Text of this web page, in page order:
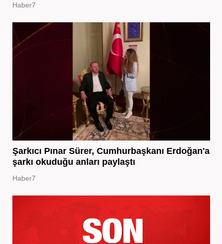
Haber7
Şarkıcı Pınar Sürer, Cumhurbaşkanı Erdoğan'a
şarkı okuduğu anları paylaştı
Haber7